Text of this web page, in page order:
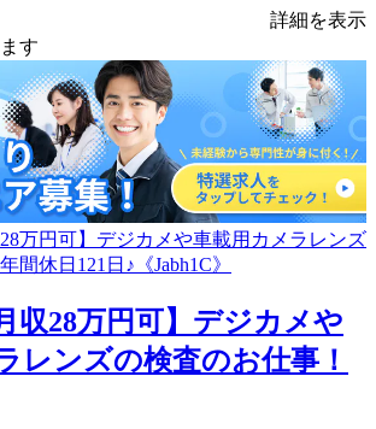
詳細を表示
す
収28万円可】デジカメや
レンズの検査のお仕事！